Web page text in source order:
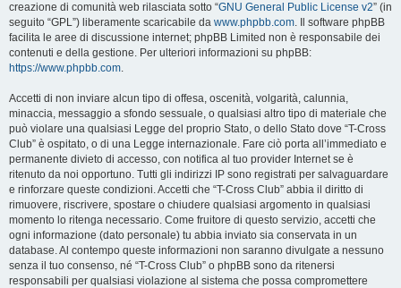
creazione di comunità web rilasciata sotto “GNU General Public License v2” (in
seguito “GPL”) liberamente scaricabile da www.phpbb.com. Il software phpBB
facilita le aree di discussione internet; phpBB Limited non è responsabile dei
contenuti e della gestione. Per ulteriori informazioni su phpBB:
https://www.phpbb.com.
Accetti di non inviare alcun tipo di offesa, oscenità, volgarità, calunnia,
minaccia, messaggio a sfondo sessuale, o qualsiasi altro tipo di materiale che
può violare una qualsiasi Legge del proprio Stato, o dello Stato dove “T-Cross
Club” è ospitato, o di una Legge internazionale. Fare ciò porta all’immediato e
permanente divieto di accesso, con notifica al tuo provider Internet se è
ritenuto da noi opportuno. Tutti gli indirizzi IP sono registrati per salvaguardare
e rinforzare queste condizioni. Accetti che “T-Cross Club” abbia il diritto di
rimuovere, riscrivere, spostare o chiudere qualsiasi argomento in qualsiasi
momento lo ritenga necessario. Come fruitore di questo servizio, accetti che
ogni informazione (dato personale) tu abbia inviato sia conservata in un
database. Al contempo queste informazioni non saranno divulgate a nessuno
senza il tuo consenso, né “T-Cross Club” o phpBB sono da ritenersi
responsabili per qualsiasi violazione al sistema che possa compromettere